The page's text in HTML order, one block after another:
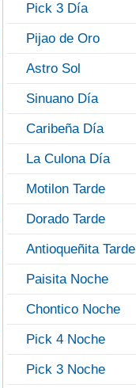
Pick 3 Día
Pijao de Oro
Astro Sol
Sinuano Día
Caribeña Día
La Culona Día
Motilon Tarde
Dorado Tarde
Antioqueñita Tarde
Paisita Noche
Chontico Noche
Pick 4 Noche
Pick 3 Noche